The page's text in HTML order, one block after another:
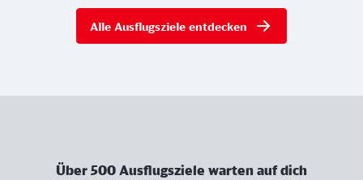
Alle Ausflugsziele entdecken
Über 500 Ausflugsziele warten auf dich